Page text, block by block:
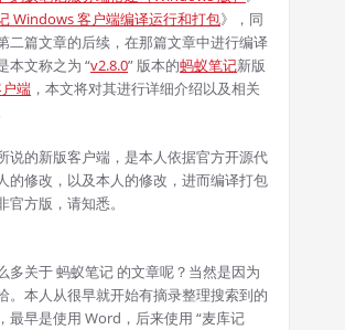
Windows 客户端编译运行和打包》，同
二篇文章的后续，在那篇文章中进行编译
本文称之为 “v2.8.0” 版本的蚂蚁笔记新版
端 ，本文将对其进行详细介绍以及相关
说的新版客户端，是本人依据官方开源代
的修改，以及本人的修改，进而编译打包
官方版，请知悉。
多关于 蚂蚁笔记 的文章呢？当然是因为
。本人从很早就开始有摘录整理搜索到的
最早是使用 Word，后来使用 “麦库记